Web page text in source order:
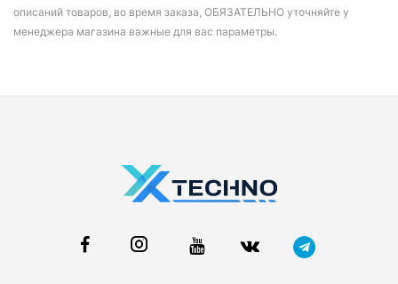
описаний товаров, во время заказа, ОБЯЗАТЕЛЬНО уточняйте у
менеджера магазина важные для вас параметры.